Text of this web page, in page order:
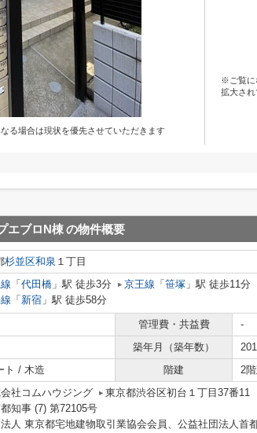
る場合は現状を優先させていただきます
※ご覧に
拡大され
エブロN棟の物件概要
杉並区和泉 １丁目
「 代田橋 」駅 徒歩3分 京王線 「 笹塚 」駅 徒歩11分
「 新宿 」駅 徒歩58分
管理費・共益費
-
築年月（築年数）
ト / 木造 階建 2
社コムハウジング 東京都渋谷区初台１丁目37番11
知事 (7) 第72105号
人 東京都宅地建物取引業協会会員、公益社団法人首